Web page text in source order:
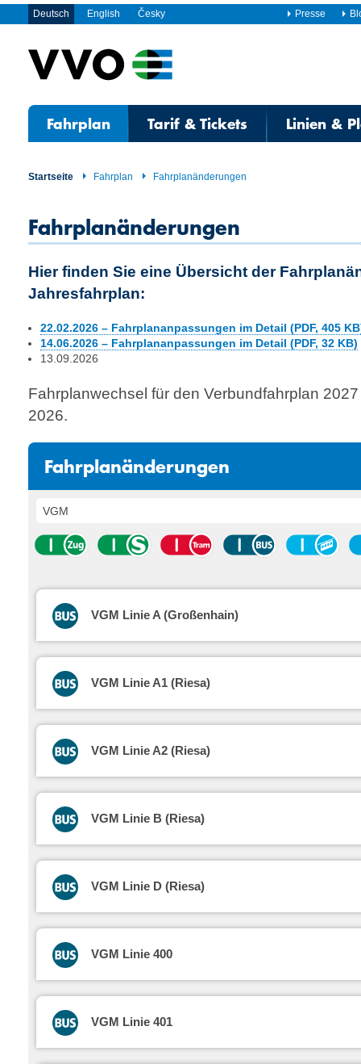
Deutsch English Česky Presse
Fahrplan Tarif & Tickets Linien &
Startseite Fahrplan Fahrplanänderungen
Fahrplanänderungen
Hier finden Sie eine Übersicht der
Jahresfahrplan:
22.02.2026 – Fahrplananpassungen im Detail (PDF, 405
14.06.2026 – Fahrplananpassungen im Detail (PDF, 32 KB)
13.09.2026
Fahrplanwechsel für den Verbundfahrplan
2026.
Fahrplanänderungen
VGM Linie A (Großenhain)
VGM Linie A1 (Riesa)
VGM Linie A2 (Riesa)
VGM Linie B (Riesa)
VGM Linie D (Riesa)
VGM Linie 400
VGM Linie 401